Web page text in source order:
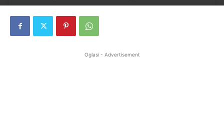
Oglasi - Advertisement